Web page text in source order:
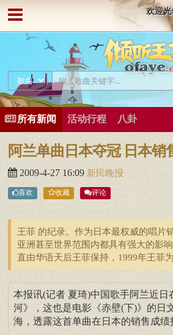
欢迎
所有新闻 活动行程 八卦
阿兰单曲日本夺冠 日本销
2009-4-27 16:09 新民晚报
喜欢 收藏 评论
王菲 的纪录。作为日本最权威的唱片
亚洲甚至世界范围内都具有强大的影
直由华语天后王菲保持，1999年王菲
本报讯(记者 夏琦)中国歌手阿兰近
河》，这也是电影《赤壁(下)》的日
海，透露这首单曲在日本的销售成绩